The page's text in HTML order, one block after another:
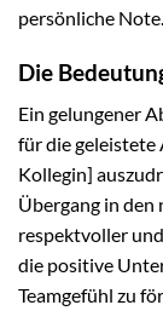
persönliche Note.
Die
Ein gelungener
für die geleistete
Kollegin]
Übergang in den
respektvoller
die positive
Teamgefühl zu